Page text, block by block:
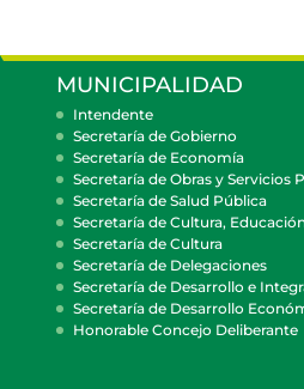
MUNICIPALIDAD
Intendente
Secretaría de Gobierno
Secretaría de Economía
Secretaría de Obras y Servicios
Secretaría de Salud Pública
Secretaría de Cultura,
Secretaría de Cultura
Secretaría de Delegaciones
Secretaría de Desarrollo e
Secretaría de Desarrollo
Honorable Concejo Deliberante